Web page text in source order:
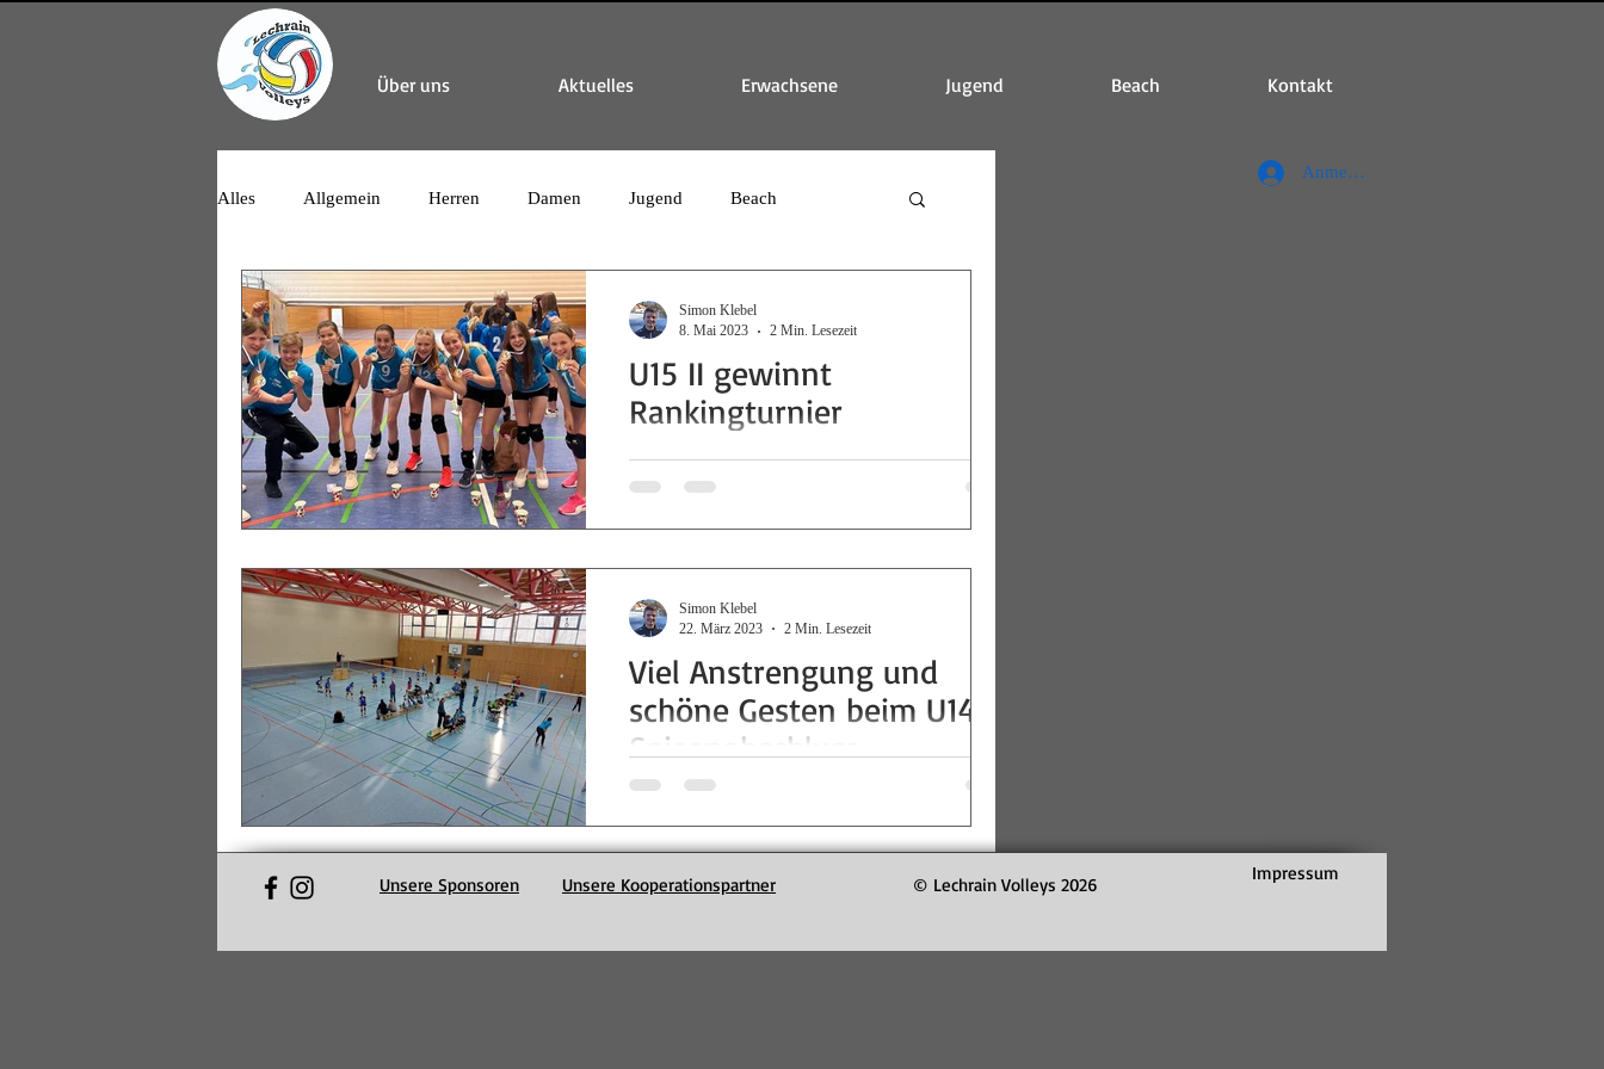
Über uns Aktuelles Erwachsene Jugend Beach Kontakt
Alles Allgemein Herren Damen Jugend Beach
U15 II gewinnt
Rankingturnier
Am vergangenen Samstag, den 29.04., trat unsere
U15 II zum letzten Turnier der Hallensaison an.
Simon Klebel
8. Mai 2023
2 Min. Lesezeit
Viel Anstrengung und
schöne Gesten beim U14
Saisonabschluss
Letzten Sonntag, am 19.03.2023, fanden die
Rankingturniere der U14 statt. Nachdem einige der
Spielerinnen bereits die Woche davor die U13...
Simon Klebel
22. März 2023
2 Min. Lesezeit
Anmelden
Unsere Sponsoren Unsere Kooperationspartner © Lechrain Volleys 2026
Impressum